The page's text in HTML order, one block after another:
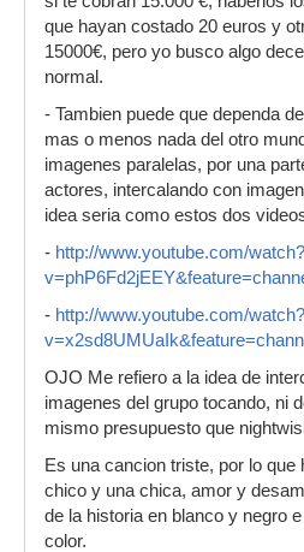
que hayan costado 20 euros y
15000€, pero yo busco algo
normal.
- Tambien puede que dependa
mas o menos nada del otro
imagenes paralelas, por una
actores, intercalando con
idea seria como estos dos
- http://www.youtube.com/watch?
- http://www.youtube.com/watch?
OJO Me refiero a la idea de
imagenes del grupo tocando, ni
mismo presupuesto que
Es una cancion triste, por lo que
chico y una chica, amor y
de la historia en blanco y negro
color.